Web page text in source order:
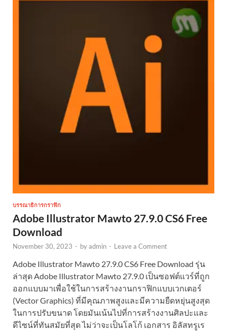
บรรณาธิการกราฟิก
Adobe Illustrator Mawto 27.9.0 CS6 Free
Download
November 30, 2023 - byadmin - Leave a Comment
Adobe Illustrator Mawto 27.9.0 CS6 Free Download รุ่น
ล่าสุด Adobe Illustrator Mawto 27.9.0 เป็นซอฟต์แวร์ที่ถูก
ออกแบบมาเพื่อใช้ในการสร้างงานกราฟิกแบบเวกเตอร์
(Vector Graphics) ที่มีคุณภาพสูงและมีความยืดหยุ่นสูงสุด
ในการปรับขนาด โดยมันเน้นไปที่การสร้างงานศิลปะและ
ดีไซน์ที่ทันสมัยที่สุด ไม่ว่าจะเป็นโลโก้ เอกสาร อิลัสทรูเร